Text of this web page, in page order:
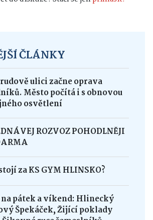
ČLÁNKY
ulici začne oprava
Město počítá i s obnovou
osvětlení
ROZVOZ POHODLNĚJI
za KS GYM HLINSKO?
pátek a víkend: Hlinecký
Špekáček, Žijící poklady